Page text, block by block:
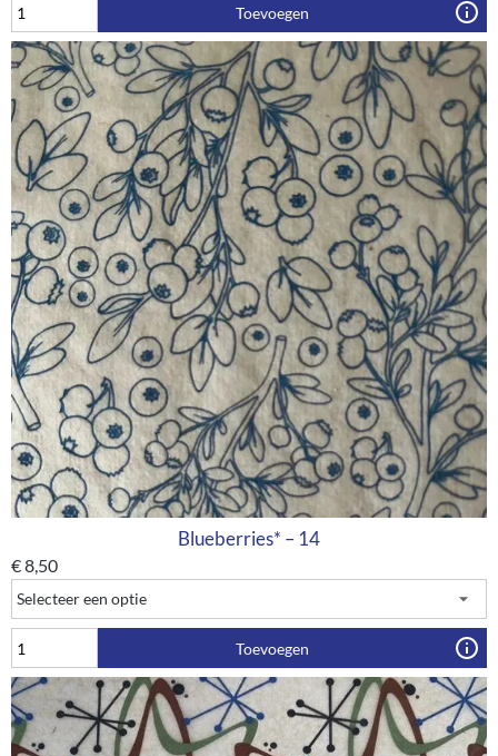
Toevoegen
Blueberries* – 14
€8,50
Toevoegen